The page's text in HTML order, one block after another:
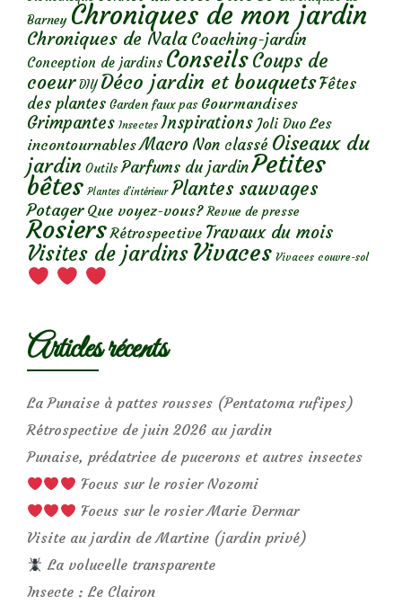
Barney Chroniques de mon jardin
Chroniques de Nala Coaching-jardin
Conception de jardins ConseilsCoups de
coeur DIY Déco jardin et bouquetsFêtes
des plantes Garden faux pas Gourmandises
Grimpantes Insectes Inspirations Joli Duo Les
incontournables Macro Non classé Oiseaux du
jardin Outils Parfums du jardinPetites
bêtes Plantes d’intérieur Plantes sauvages
Potager Que voyez-vous? Revue de presse
Rosiers Rétrospective Travaux du mois
Visites de jardins Vivaces Vivaces couvre-sol
Articles récents
La Punaise à pattes rousses (Pentatoma rufipes)
Rétrospective de juin 2026 au jardin
Punaise, prédatrice de pucerons et autres insectes
Focus sur le rosier Nozomi
Focus sur le rosier Marie Dermar
Visite au jardin de Martine (jardin privé)
La volucelle transparente
Insecte : Le Clairon